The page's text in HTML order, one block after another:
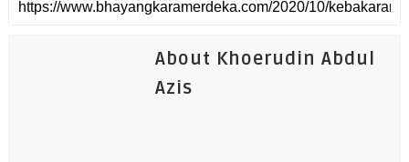
About Khoerudin Abdul
Azis